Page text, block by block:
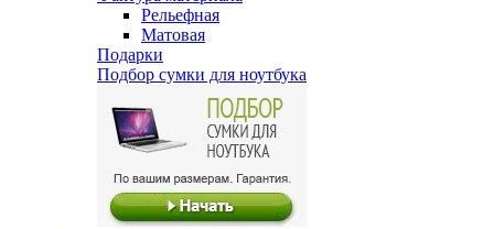
Рельефная
Матовая
Подарки
Подбор сумки для ноутбука